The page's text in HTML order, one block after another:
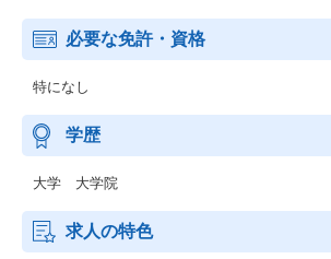
必要な免許・資格
特になし
学歴
大学 大学院
求人の特色